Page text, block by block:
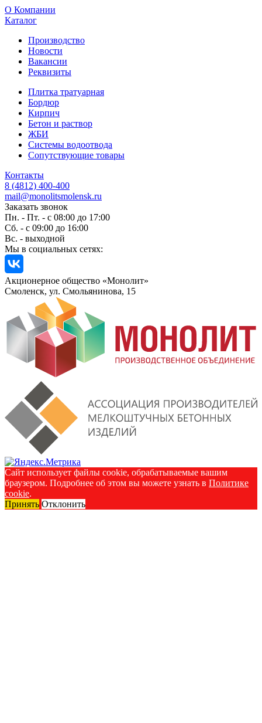
O Компании
Каталог
Производство
Новости
Вакансии
Реквизиты
Плитка тратуарная
Бордюр
Кирпич
Бетон и раствор
ЖБИ
Системы водоотвода
Сопутствующие товары
Контакты
8 (4812) 400-400
mail@monolitsmolensk.ru
Заказать звонок
Пн. - Пт. - с 08:00 до 17:00
Сб. - с 09:00 до 16:00
Вс. - выходной
Мы в социальных сетях:
Акционерное общество «Монолит»
Смоленск, ул. Смольянинова, 15
Сайт использует файлы cookie, обрабатываемые вашим
браузером. Подробнее об этом вы можете узнать в Политике
cookie.
Принять Отклонить